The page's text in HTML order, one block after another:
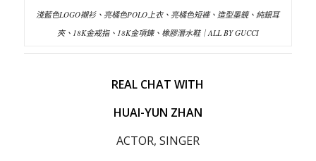
淺藍色LOGO襯衫、亮橘色POLO上衣、亮橘色短褲、造型墨鏡、純銀耳
夾、18K金戒指、18K金項鍊、橡膠潛水鞋｜ALL BY GUCCI
REAL CHAT WITH
HUAI-YUN ZHAN
ACTOR, SINGER